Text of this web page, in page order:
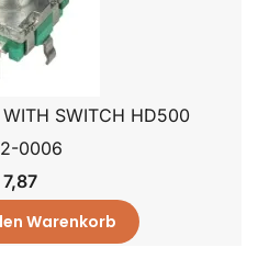
SWITCH HD500
0006
Warenkorb